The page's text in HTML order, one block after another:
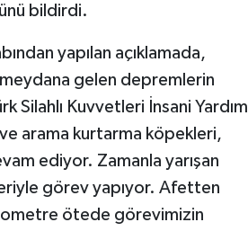
bildirdi.
yapılan açıklamada,
meydana gelen depremlerin
Silahlı Kuvvetleri İnsani Yardım
arama kurtarma köpekleri,
ediyor. Zamanla yarışan
görev yapıyor. Afetten
ötede görevimizin